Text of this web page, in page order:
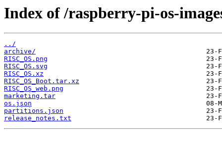
Index of /raspberry-pi-os-
../
archive/
RISC_OS.png
RISC_OS.svg
RISC_OS.xz
RISC_OS_Boot.tar.xz
RISC_OS_web.png
marketing.tar
os.json
partitions.json
release_notes.txt